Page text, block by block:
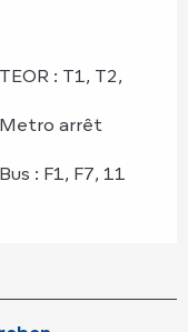
: T1, T2,
arrêt
: F1, F7, 11